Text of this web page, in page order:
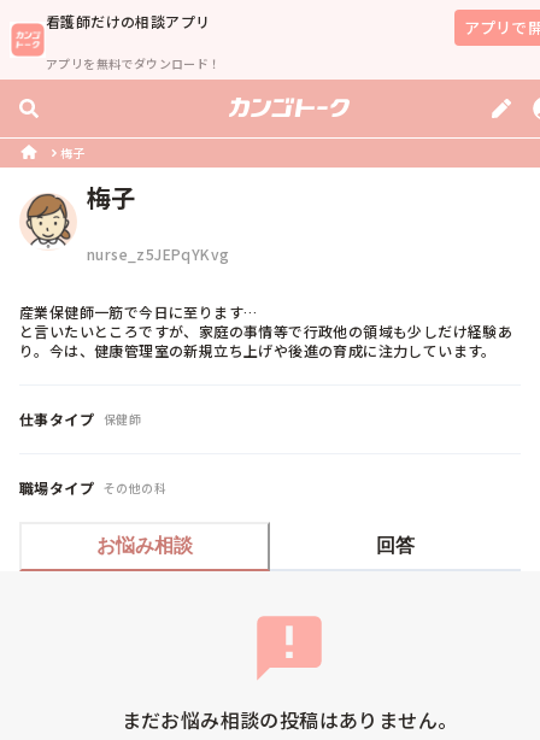
看護師だけの相談アプリ
アプリを無料でダウンロード！
アプリで
梅子
梅子
nurse_z5JEPqYKvg
産業保健師一筋で今日に至ります…
と言いたいところですが、家庭の事情等で行政他の領域も少しだけ経験あ
り。今は、健康管理室の新規立ち上げや後進の育成に注力しています。
仕事タイプ 保健師
職場タイプ その他の科
お悩み相談 回答
まだお悩み相談の投稿はありません。